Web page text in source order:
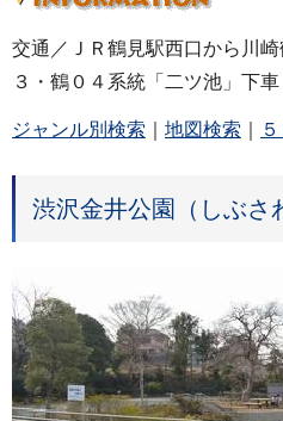
交通／ＪＲ鶴見駅西口から川
３・鶴０４系統「二ツ池」下車
ジャンル別検索 地図検索
渋沢金井公園（しぶさ